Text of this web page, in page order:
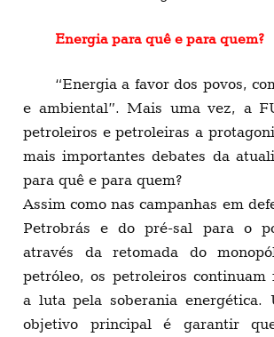
Energia para quê e para quem?
“Energia a favor dos povos,
e ambiental”. Mais uma vez, a
petroleiros e petroleiras a
mais importantes debates da
para quê e para quem?
Assim como nas campanhas em
Petrobrás e do pré-sal para o
através da retomada do
petróleo, os petroleiros continuam
a luta pela soberania energética.
objetivo principal é garantir